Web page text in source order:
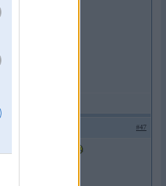
#47
neko nevajag